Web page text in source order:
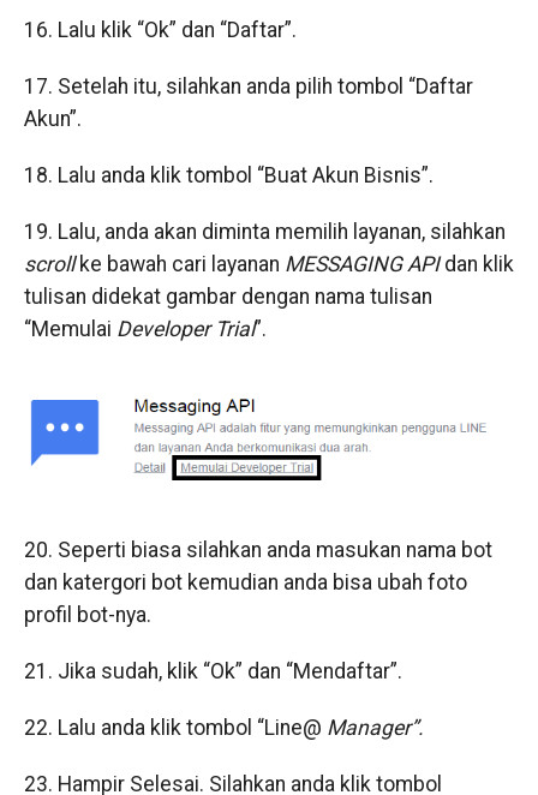
16. Lalu klik “Ok” dan “Daftar”.
17. Setelah itu, silahkan anda pilih tombol “Daftar
Akun”.
18. Lalu anda klik tombol “Buat Akun Bisnis”.
19. Lalu, anda akan diminta memilih layanan, silahkan
scrollke bawah cari layanan MESSAGING APIdan klik
tulisan didekat gambar dengan nama tulisan
“Memulai Developer Trial”.
20. Seperti biasa silahkan anda masukan nama bot
dan katergori bot kemudian anda bisa ubah foto
profil bot-nya.
21. Jika sudah, klik “Ok” dan “Mendaftar”.
22. Lalu anda klik tombol “Line@ Manager”.
23. Hampir Selesai. Silahkan anda klik tombol